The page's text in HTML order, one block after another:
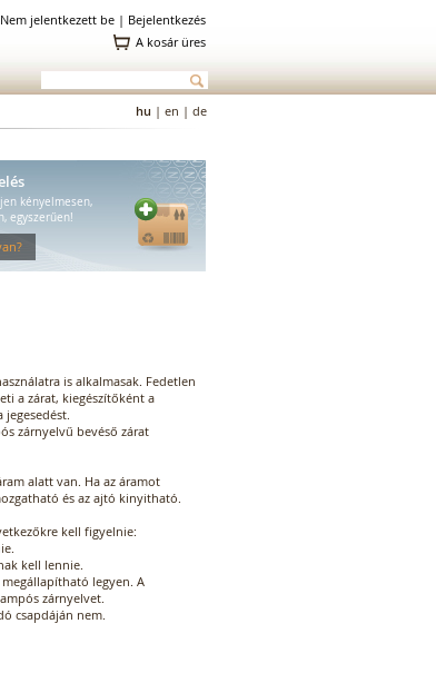
Nem jelentkezett be | Bejelentkezés
A kosár üres
hu | en | de
kényelmesen,
egyszerűen!
is alkalmasak. Fedetlen
a zárat, kiegészítőként a
zárnyelvű bevéső zárat
alatt van. Ha az áramot
és az ajtó kinyitható.
kell figyelnie:
kell lennie.
legyen. A
zárnyelvet.
csapdáján nem.